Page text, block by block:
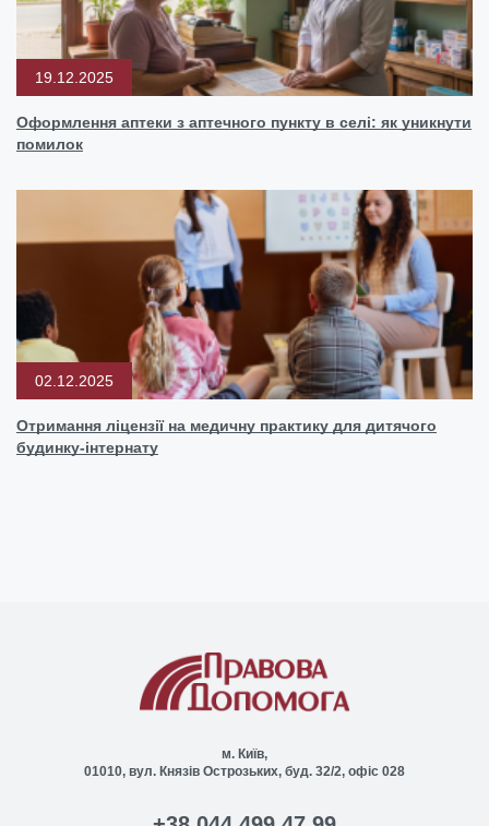
19.12.2025
Оформлення аптеки з аптечного пункту в селі: як уникнути
помилок
02.12.2025
Отримання ліцензії на медичну практику для дитячого
будинку-інтернату
м. Київ,
01010, вул. Князів Острозьких, буд. 32/2, офіс 028